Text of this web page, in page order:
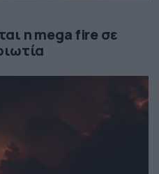
η mega fire σε